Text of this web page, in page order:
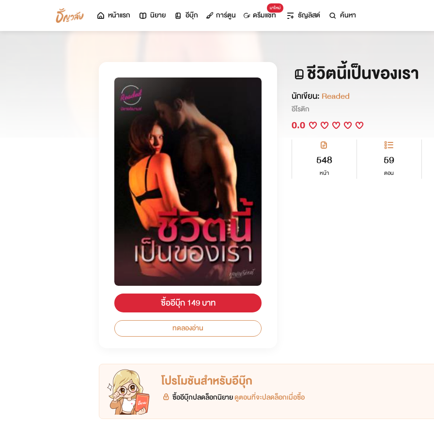
หน้าแรก นิยาย อีบุ๊ก การ์ตูน
มาใหม่
ดรีมแชท ธัญลิสต์ ค้นหา
ซื้ออีบุ๊ก 149 บาท
ทดลองอ่าน
ชีวิตนี้เป็นของเรา
นักเขียน: Readed
อีโรติก
0.0
548
หน้า
59
ตอน
โปรโมชันสำหรับอีบุ๊ก
ซื้ออีบุ๊กปลดล็อกนิยายดูตอนที่จะปลดล็อกเมื่อซื้อ